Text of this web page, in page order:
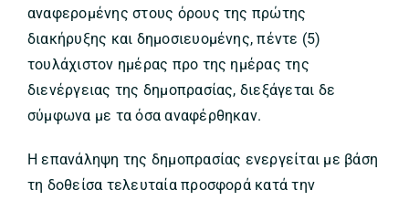
αναφερομένης στους όρους της πρώτης
διακήρυξης και δημοσιευομένης, πέντε (5)
τουλάχιστον ημέρας προ της ημέρας της
διενέργειας της δημοπρασίας, διεξάγεται δε
σύμφωνα με τα όσα αναφέρθηκαν.
Η επανάληψη της δημοπρασίας ενεργείται με βάση
τη δοθείσα τελευταία προσφορά κατά την